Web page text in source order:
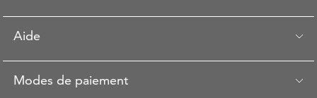
Aide
Modes de paiement